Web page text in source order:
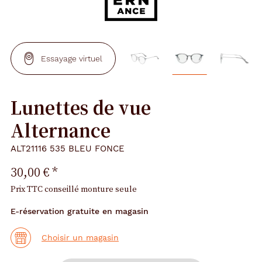
Essayage virtuel
Lunettes de vue
Alternance
ALT21116 535 BLEU FONCE
30,00 €*
Prix TTC conseillé monture seule
E-réservation gratuite en magasin
Choisir un magasin